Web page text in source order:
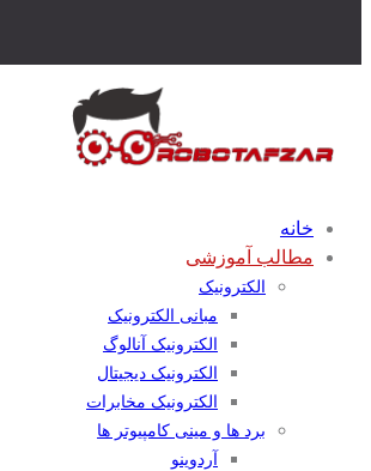
خانه
مطالب آموزشی
الکترونیک
مبانی الکترونیک
الکترونیک آنالوگ
الکترونیک دیجیتال
الکترونیک مخابرات
برد ها و مینی کامپیوتر ها
آردوینو